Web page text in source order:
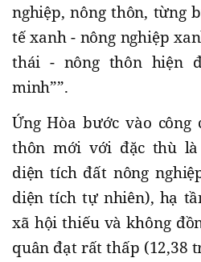
nghiệp, nông thôn, từng
tế xanh - nông nghiệp
thái - nông thôn hiện
minh””.
Ứng Hòa bước vào công
thôn mới với đặc thù là
diện tích đất nông
diện tích tự nhiên), hạ
xã hội thiếu và không
quân đạt rất thấp (12,38